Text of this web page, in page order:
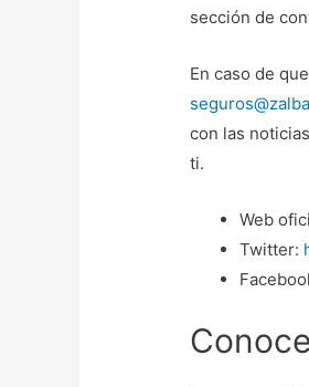
sección de
En caso de
con las
ti.
Web
Twitter: